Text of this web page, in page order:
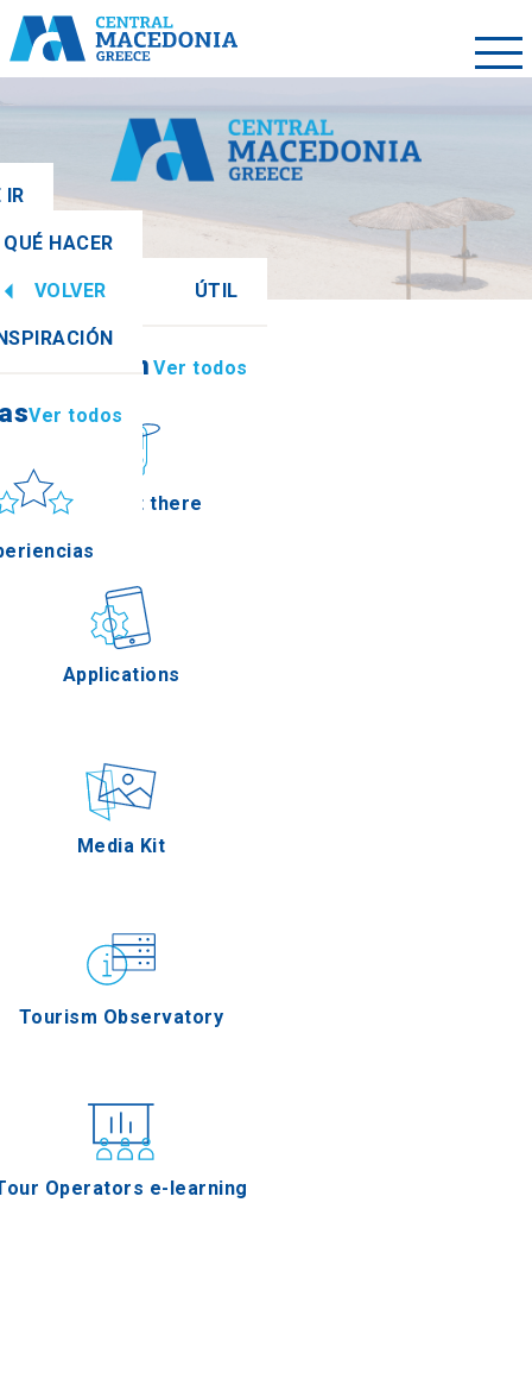
IR
QUÉ HACER
VOLVER ÚTIL
Ver todos
How to get there
Applications
Media Kit
Tourism Observatory
Operators e-learning
Ver todos